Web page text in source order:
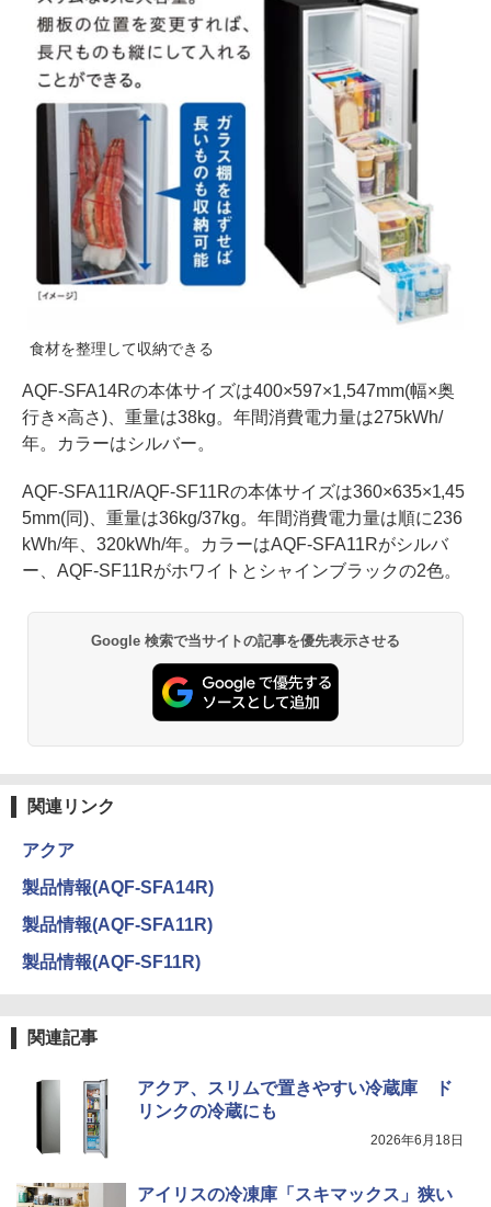
食材を整理して収納できる
AQF-SFA14Rの本体サイズは400×597×1,547mm(幅×奥
行き×高さ)、重量は38kg。年間消費電力量は275kWh/
年。カラーはシルバー。
AQF-SFA11R/AQF-SF11Rの本体サイズは360×635×1,45
5mm(同)、重量は36kg/37kg。年間消費電力量は順に236
kWh/年、320kWh/年。カラーはAQF-SFA11Rがシルバ
ー、AQF-SF11Rがホワイトとシャインブラックの2色。
Google 検索で当サイトの記事を優先表示させる
関連リンク
アクア
製品情報(AQF-SFA14R)
製品情報(AQF-SFA11R)
製品情報(AQF-SF11R)
関連記事
アクア、スリムで置きやすい冷蔵庫 ド
リンクの冷蔵にも
2026年6月18日
アイリスの冷凍庫「スキマックス」狭い